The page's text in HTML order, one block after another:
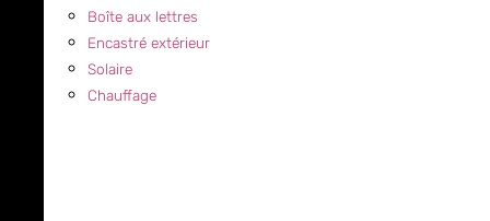
Boîte aux lettres
Encastré extérieur
Solaire
Chauffage